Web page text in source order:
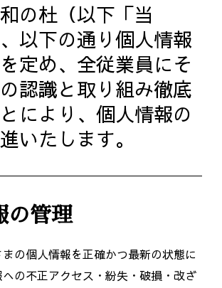
の杜（以下「当
以下の通り個人情報
定め、全従業員にそ
認識と取り組み徹底
により、個人情報の
いたします。
の管理
の個人情報を正確かつ最新の状態に
の不正アクセス・紛失・破損・改ざ